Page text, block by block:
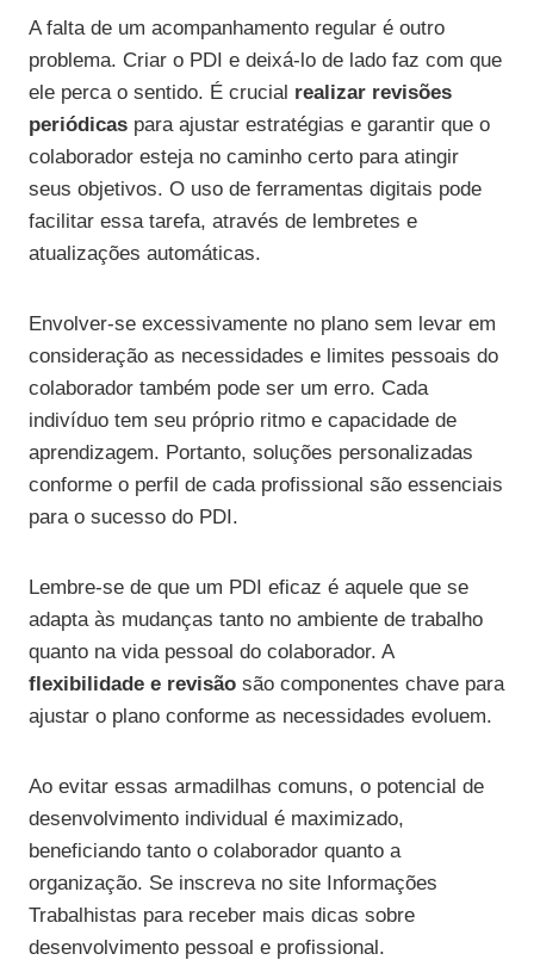
A falta de um acompanhamento regular é outro
problema. Criar o PDI e deixá-lo de lado faz com que
ele perca o sentido. É crucial realizar revisões
periódicas para ajustar estratégias e garantir que o
colaborador esteja no caminho certo para atingir
seus objetivos. O uso de ferramentas digitais pode
facilitar essa tarefa, através de lembretes e
atualizações automáticas.
Envolver-se excessivamente no plano sem levar em
consideração as necessidades e limites pessoais do
colaborador também pode ser um erro. Cada
indivíduo tem seu próprio ritmo e capacidade de
aprendizagem. Portanto, soluções personalizadas
conforme o perfil de cada profissional são essenciais
para o sucesso do PDI.
Lembre-se de que um PDI eficaz é aquele que se
adapta às mudanças tanto no ambiente de trabalho
quanto na vida pessoal do colaborador. A
flexibilidade e revisão são componentes chave para
ajustar o plano conforme as necessidades evoluem.
Ao evitar essas armadilhas comuns, o potencial de
desenvolvimento individual é maximizado,
beneficiando tanto o colaborador quanto a
organização. Se inscreva no site Informações
Trabalhistas para receber mais dicas sobre
desenvolvimento pessoal e profissional.